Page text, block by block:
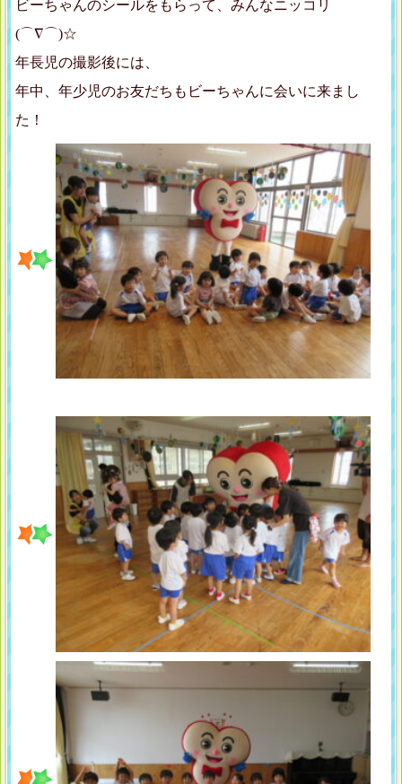
ビーちゃんのシールをもらって、みんなニッコリ
(⌒∇⌒)☆
年長児の撮影後には、
年中、年少児のお友だちもビーちゃんに会いに来まし
た！